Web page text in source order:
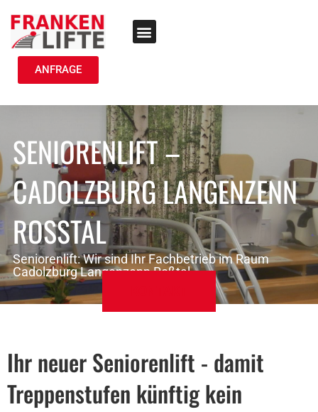
ANFRAGE
SENIORENLIFT –
CADOLZBURG LANGENZENN
ROSSTAL
Seniorenlift: Wir sind Ihr Fachbetrieb im Raum
Cadolzburg Langenzenn Roßtal
Ihr neuer Seniorenlift - damit
Treppenstufen künftig kein